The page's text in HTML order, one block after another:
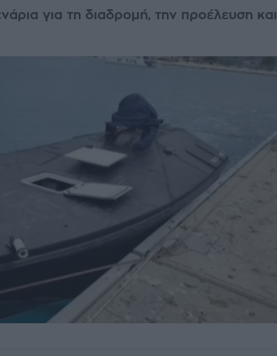
για τη διαδρομή, την προέλευση και